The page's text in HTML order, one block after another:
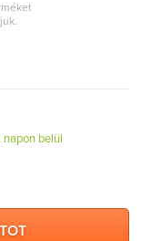
napon belül